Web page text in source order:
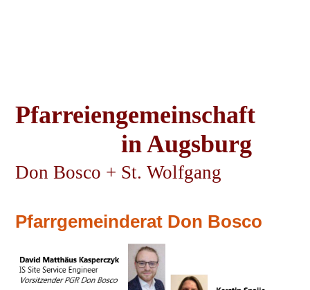
Pfarreiengemeinschaft
in Augsburg
Don Bosco + St. Wolfgang
Pfarrgemeinderat Don Bosco